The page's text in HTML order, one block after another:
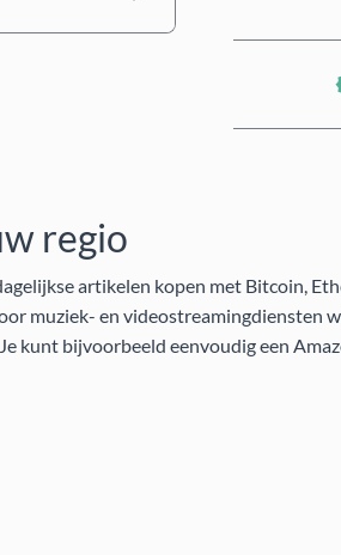
regio
artikelen kopen met Bitcoin,
muziek- en videostreamingdiensten
kunt bijvoorbeeld eenvoudig een